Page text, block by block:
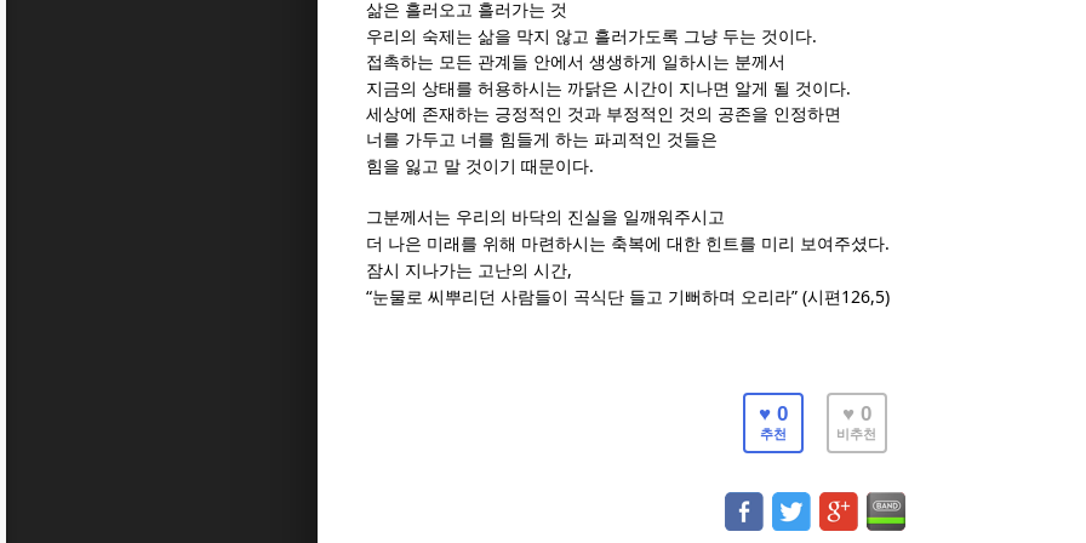
삶은 흘러오고 흘러가는 것
우리의 숙제는 삶을 막지 않고 흘러가도록 그냥 두는 것이다.
접촉하는 모든 관계들 안에서 생생하게 일하시는 분께서
지금의 상태를 허용하시는 까닭은 시간이 지나면 알게 될 것이다.
세상에 존재하는 긍정적인 것과 부정적인 것의 공존을 인정하면
너를 가두고 너를 힘들게 하는 파괴적인 것들은
힘을 잃고 말 것이기 때문이다.
그분께서는 우리의 바닥의 진실을 일깨워주시고
더 나은 미래를 위해 마련하시는 축복에 대한 힌트를 미리 보여주셨다.
잠시 지나가는 고난의 시간,
“눈물로 씨뿌리던 사람들이 곡식단 들고 기뻐하며 오리라” (시편 126,5)
♥ 0
추천
♥ 0
비추천